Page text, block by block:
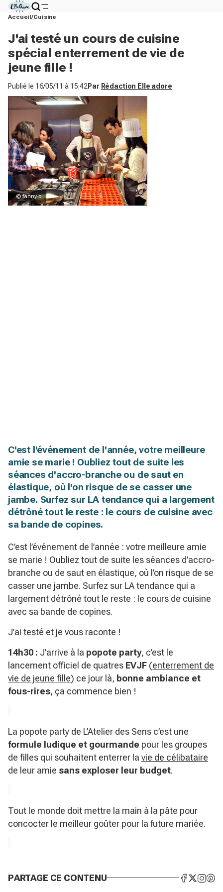
Accueil Cuisine
J'ai testé un cours de cuisine
spécial enterrement de vie de
jeune fille !
Publié le 16/05/11 à 15:42 Par Rédaction Elle adore
© fanny b
C'est l'événement de l'année, votre meilleure
amie se marie ! Oubliez tout de suite les
séances d'accro-branche ou de saut en
élastique, où l'on risque de se casser une
jambe. Surfez sur LA tendance qui a largement
détrôné tout le reste : le cours de cuisine avec
sa bande de copines.
C’est l’événement de l’année : votre meilleure amie
se marie ! Oubliez tout de suite les séances d’accro-
branche ou de saut en élastique, où l’on risque de se
casser une jambe. Surfez sur LA tendance qui a
largement détrôné tout le reste : le cours de cuisine
avec sa bande de copines.
J’ai testé et je vous raconte !
14h30 : J’arrive à la popote party, c’est le
lancement officiel de quatres EVJF (enterrement de
vie de jeune fille) ce jour là, bonne ambiance et
fous-rires, ça commence bien !
La popote party de L’Atelier des Sens c’est une
formule ludique et gourmande pour les groupes
de filles qui souhaitent enterrer la vie de célibataire
de leur amie sans exploser leur budget.
Tout le monde doit mettre la main à la pâte pour
concocter le meilleur goûter pour la future mariée.
PARTAGE CE CONTENU